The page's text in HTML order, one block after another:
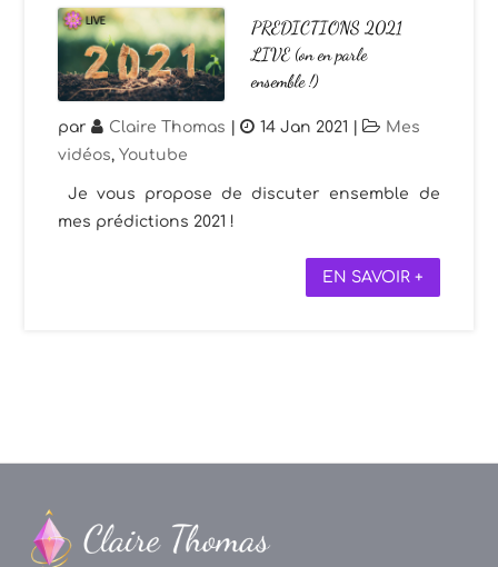
PREDICTIONS 2021
LIVE (on en parle
ensemble !)
par Claire Thomas | 14 Jan 2021 |
Mes
vidéos,Youtube
Je vous propose de discuter ensemble de
mes prédictions 2021 !
EN SAVOIR +